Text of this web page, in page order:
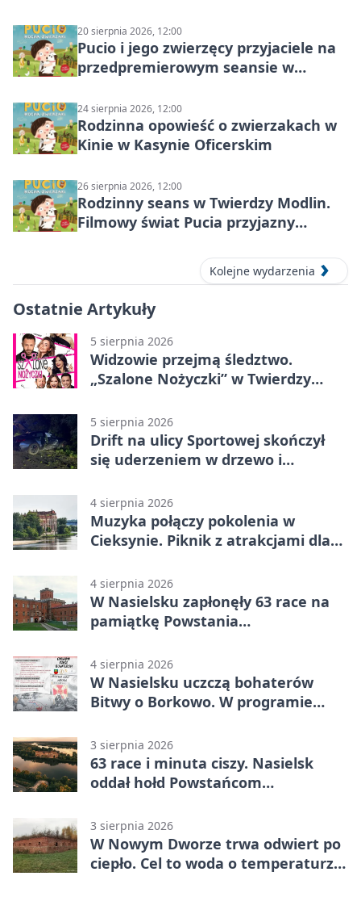
20 sierpnia 2026, 12:00
Pucio i jego zwierzęcy przyjaciele na
przedpremierowym seansie w
24 sierpnia 2026, 12:00
Rodzinna opowieść o zwierzakach w
Kinie w Kasynie Oficerskim
26 sierpnia 2026, 12:00
Rodzinny seans w Twierdzy Modlin.
Filmowy świat Pucia przyjazny
Kolejne wydarzenia
Ostatnie Artykuły
5 sierpnia 2026
Widzowie przejmą śledztwo.
„Szalone Nożyczki” w Twierdzy
5 sierpnia 2026
Drift na ulicy Sportowej skończył
się uderzeniem w drzewo i
4 sierpnia 2026
Muzyka połączy pokolenia w
Cieksynie. Piknik z atrakcjami dla
4 sierpnia 2026
W Nasielsku zapłonęły 63 race na
pamiątkę Powstania
4 sierpnia 2026
W Nasielsku uczczą bohaterów
Bitwy o Borkowo. W programie
3 sierpnia 2026
63 race i minuta ciszy. Nasielsk
oddał hołd Powstańcom
3 sierpnia 2026
W Nowym Dworze trwa odwiert po
ciepło. Cel to woda o temperaturze